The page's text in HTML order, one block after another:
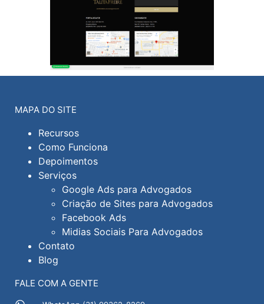
MAPA DO SITE
Recursos
Como Funciona
Depoimentos
Serviços
Google Ads para Advogados
Criação de Sites para Advogados
Facebook Ads
Midias Sociais Para Advogados
Contato
Blog
FALE COM A GENTE